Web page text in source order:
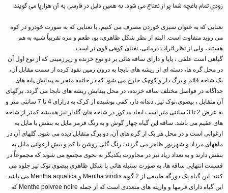
زودی تمام باغچه شما پر از نعناع می شود. به همین دلیل در فارسی به آن هزارپا می گویند.
نعنایی كه به عنوان سبزی خوردن مصرف می كنیم، با نعنایی كه به صورت خودرو در كوه
می روید متفاوت است. البته از نظر شكل ظاهری، بو، طعم و مزه تقریباً شبیه به هم
هستند، ولی از نظر اثرات درمانی، نعنای كوهی قوی تر است.
گیاهی است علفی ، پایا و دارای ساقه هائی بر دو نوع خزنده و زیرزمینی که از نوع اول آن
در محل گره ها، دسته ای از ریشه های نابجا به درون زمین نفوذ کرده از سمت مقابل آن،
یک شاخه قائم و برگ دار و کوچک خارج می شود که در خاتمه منجر به پیدایش پایه های
جداگانه در فواصل مختلف ساقه خزنده، در محل پیدایش ریشه های نابجا می گردد. برگهای
آن متقابل ، بیضوی،نوک تیز، دندانه دار، کمی پوشیده از کرک به درازای 4 تا 7 سانتی متر و
به عرض 2 تا 3 سانتی متر است ابعاد مذکور در شاخه های گلدار نیز همیشه کمتر از شاخه
های عقیم می باشد. ساقه این گیاه چهار گوش و به رنگ قرمز مایل به بنفش یا مایل به
ارغوانی است و در محل هر یک از گره های آن، دو برگ متقابل دیده می شود. گلهای آن در
ماههای مرداد و شهریور ظاهر می گردند، رنگ گلی روشن یا کم و بیش ارغوانی مایل به
بنفش دارند و به تعداد زیاد نیز در مجاورت یکدیگر به نحوی مجتمع می شوند که مجموعاً در
قسمت انتهایی ساقه ها‏، به صورت سنبله هائی با شکل ظاهری بیضوی نوک تیز جلوه می
کنند. این گیاه یک دورگه طبیعی از 2 گونه Mentha viridis و Mentha aquatica می باشد.
این گیاه دارای فرمها و واریته های متعددی است که از جمله Menthe poivree noire که